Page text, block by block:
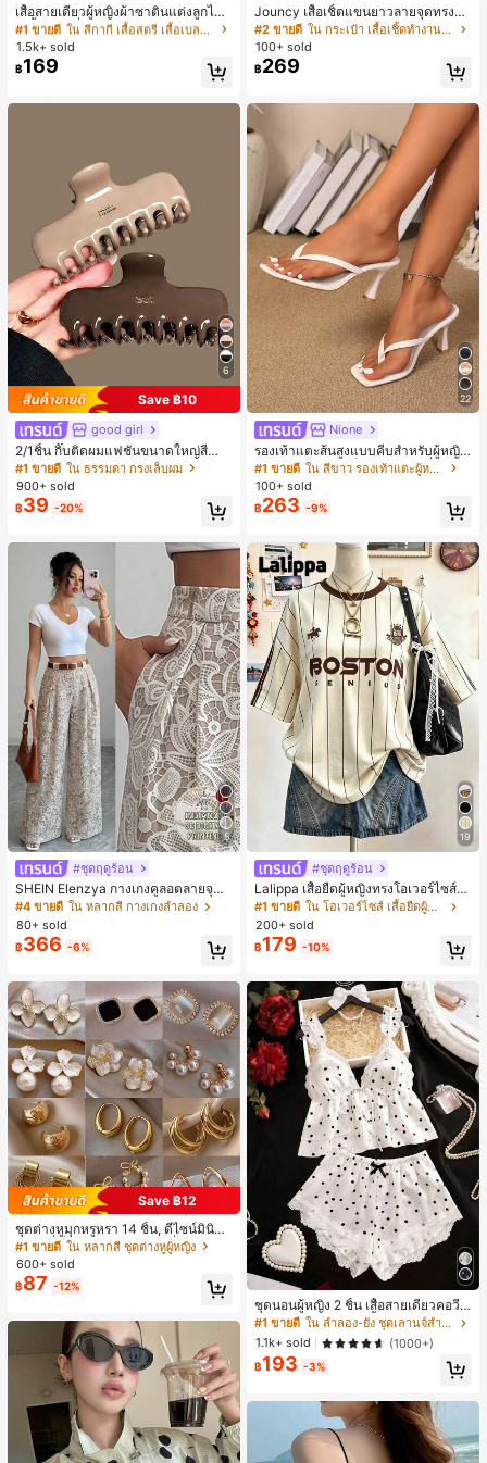
เสื้อสายเดี่ยวผู้หญิงผ้าซาตินแต่งลูกไม้
- เสื้อสายเดี่ยวฤดูร้อนสีคากีมีรอยผ่าด้า
นข้างที่น่าดึงดูดแบบสบายๆ
ลูกค้ากลับมาซื้อซ้ำ!
#1 ขายดี
ใน สีกากี เสื้อสตรี เสื้อเบลาส์ & Tee
ลูกค้ากลับมาซื้อซ้ำ!
#1 ขายดี
ใน สีกากี เสื้อสตรี เสื้อเบลาส์ & Tee
ลูกค้ากลับมาซื้อซ้ำ!
#1 ขายดี
ใน สีกากี เสื้อสตรี เสื้อเบลาส์ & Tee
1.5k+ sold
฿169
6
Save ฿10
good girl
2/1ชิ้น กิ๊บติดผมแฟชั่นขนาดใหญ่สีน้ำ
ตาลชานมสำหรับผู้หญิง เหมาะสำหรับก
ารอาบน้ำ ล้างหน้า และจัดแต่งทรงผม
#1 ขายดี ใน ธรรมดา กรงเล็บผม
900+ sold
฿39 -20%
5
#ชุดฤดูร้อน
SHEIN Elenzya กางเกงคูลอตลายจุดเ
อวสูงแบบใหม่สำหรับฤดูใบไม้ผลิ/ฤดูร้อ
น, สไตล์หรูหราเหมาะสำหรับใส่ในชีวิต
ประจำวันและทำงาน, ให้ความรู้สึกวินเ
ทจสำหรับฤดูรับปริญญา, เทศกาลดนตร
ี, การแข่งม้าดาร์บี้, วันประกาศอิสรภาพ
#4 ขายดี ใน หลากสี กางเกงลำลอง
80+ sold
฿366 -6%
Save ฿12
ชุดต่างหูมุกหรูหรา 14 ชิ้น, ดีไซน์มินิมอ
ลใหม่ที่เป็นเอกลักษณ์ ต่างหูที่สง่างาม
สำหรับผู้หญิง, ของขวัญสำหรับเธอ
#1 ขายดี ใน หลากสี ชุดต่างหูผู้หญิง
600+ sold
฿87 -12%
Jouncy เสื้อเชิ้ตแขนยาวลายจุดทรงหล
วมสำหรับผู้หญิง
#2 ขายดี
ใน กระเป๋า เสื้อเชิ้ตทำงานมีกระเป๋า
100+ sold
฿269
22
Nione
รองเท้าแตะส้นสูงแบบคีบสำหรับผู้หญิง
สไตล์คลาสสิก สีบล็อก สไตล์แฟรี่ฤดูร้อ
น ส้นเข็ม รองเท้าแตะแบบคีบ รองเท้าแ
ตะชายหาดแฟชั่นสายไขว้ รองเท้าผู้ห
ญิง สำหรับออฟฟิศ บ้าน กลางแจ้ง ดีไซ
น์หัวเหลี่ยม ชิคและหรูหรา สำหรับเดทไ
นท์
#1 ขายดี
ใน สีขาว รองเท้าแตะผู้หญิง
100+ sold
฿263 -9%
19
#ชุดฤดูร้อน
Lalippa เสื้อยืดผู้หญิงทรงโอเวอร์ไซส์ค
วามยาวกลาง คอกลม ไหล่ตก ลายพิมพ์
ตัวอักษรและลายทางแนวตั้ง สไตล์แฟชั่
นมินิมอล ของขวัญให้เพื่อน
#1 ขายดี
ใน โอเวอร์ไซส์ เสื้อยืดผู้หญิง
200+ sold
฿179 -10%
ชุดนอนผู้หญิง 2 ชิ้น เสื้อสายเดี่ยวคอวีลู
กไม้ พร้อมกางเกงขาสั้นแต่งลูกไม้ แต่ง
โบว์ที่เอว ชุดลำลองผู้หญิงนุ่มสบายน่ารั
ก สไตล์เอสเธติก
#1 ขายดี
ใน ลำลอง-ยัง ชุดเลานจ์สำหรับผู้หญิง
1.1k+ sold
(1000+)
฿193 -3%